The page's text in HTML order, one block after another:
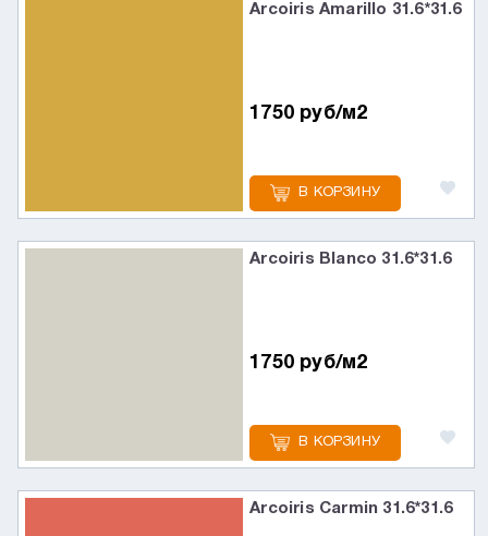
Arcoiris Amarillo 31.6*31.6
1750 руб/м2
В КОРЗИНУ
Arcoiris Blanco 31.6*31.6
1750 руб/м2
В КОРЗИНУ
Arcoiris Carmin 31.6*31.6